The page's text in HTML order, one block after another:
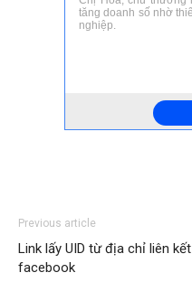
Previous article
Link lấy UID từ địa chỉ liên kết
facebook